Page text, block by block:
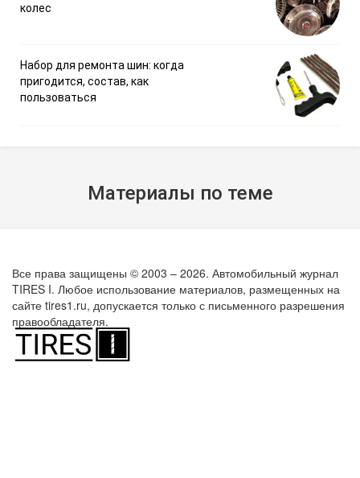
колес
Набор для ремонта шин: когда
пригодится, состав, как
пользоваться
Материалы по теме
Все права защищены © 2003 – 2026. Автомобильный журнал
TIRES I. Любое использование материалов, размещенных на
сайте tires1.ru, допускается только с письменного разрешения
правообладателя.